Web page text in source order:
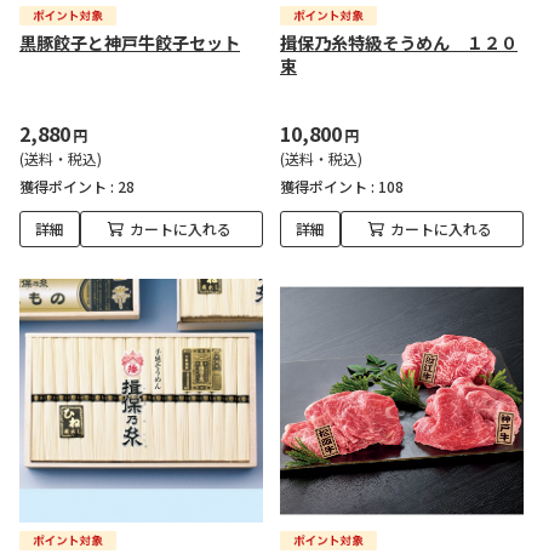
黒豚餃子と神戸牛餃子セット
2,880円
(送料・税込)
獲得ポイント : 28
詳細 カートに入れる
揖保乃糸特級そうめん １２０
束
10,800円
(送料・税込)
獲得ポイント : 108
詳細 カートに入れる